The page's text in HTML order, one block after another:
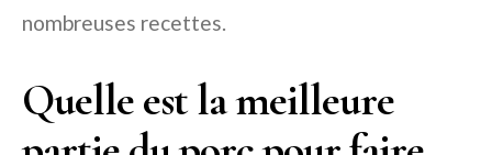
nombreuses recettes.
Quelle est la meilleure